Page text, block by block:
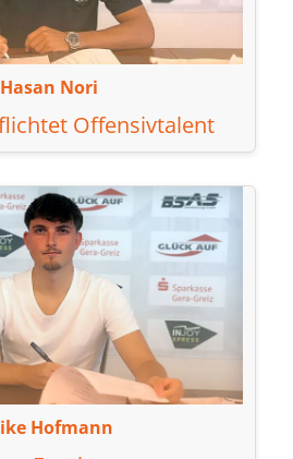
Hasan Nori
Offensivtalent
Hofmann